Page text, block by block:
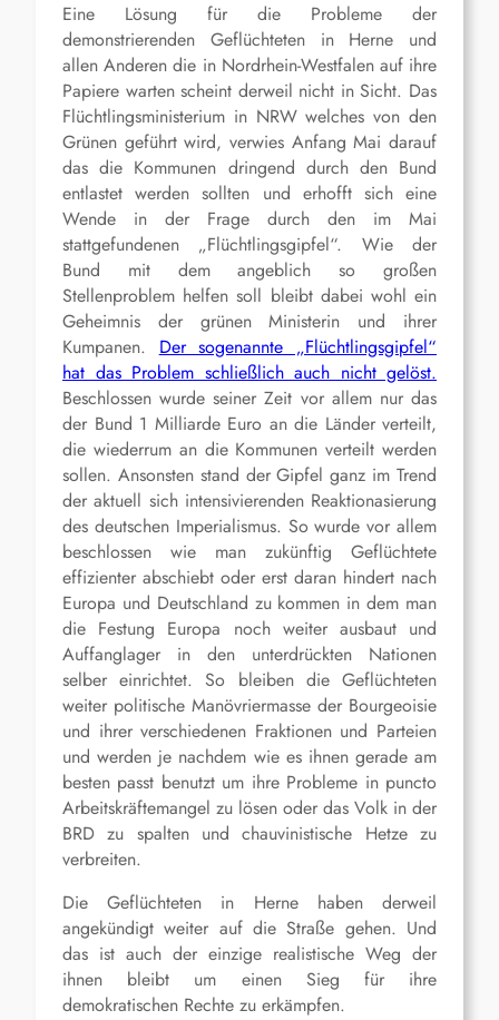
Eine Lösung für die Probleme der
demonstrierenden Geflüchteten in Herne und
allen Anderen die in Nordrhein-Westfalen auf ihre
Papiere warten scheint derweil nicht in Sicht. Das
Flüchtlingsministerium in NRW welches von den
Grünen geführt wird, verwies Anfang Mai darauf
das die Kommunen dringend durch den Bund
entlastet werden sollten und erhofft sich eine
Wende in der Frage durch den im Mai
stattgefundenen „Flüchtlingsgipfel“. Wie der
Bund mit dem angeblich so großen
Stellenproblem helfen soll bleibt dabei wohl ein
Geheimnis der grünen Ministerin und ihrer
Kumpanen. Der sogenannte „Flüchtlingsgipfel“
hat das Problem schließlich auch nicht gelöst.
Beschlossen wurde seiner Zeit vor allem nur das
der Bund 1 Milliarde Euro an die Länder verteilt,
die wiederrum an die Kommunen verteilt werden
sollen. Ansonsten stand der Gipfel ganz im Trend
der aktuell sich intensivierenden Reaktionasierung
des deutschen Imperialismus. So wurde vor allem
beschlossen wie man zukünftig Geflüchtete
effizienter abschiebt oder erst daran hindert nach
Europa und Deutschland zu kommen in dem man
die Festung Europa noch weiter ausbaut und
Auffanglager in den unterdrückten Nationen
selber einrichtet. So bleiben die Geflüchteten
weiter politische Manövriermasse der Bourgeoisie
und ihrer verschiedenen Fraktionen und Parteien
und werden je nachdem wie es ihnen gerade am
besten passt benutzt um ihre Probleme in puncto
Arbeitskräftemangel zu lösen oder das Volk in der
BRD zu spalten und chauvinistische Hetze zu
verbreiten.
Die Geflüchteten in Herne haben derweil
angekündigt weiter auf die Straße gehen. Und
das ist auch der einzige realistische Weg der
ihnen bleibt um einen Sieg für ihre
demokratischen Rechte zu erkämpfen.